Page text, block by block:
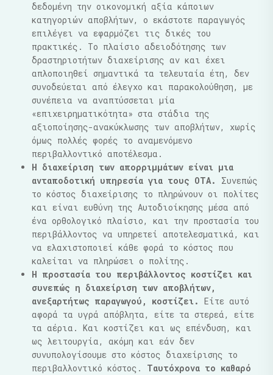
δεδομένη την οικονομική αξία κάποιων
κατηγοριών αποβλήτων, ο εκάστοτε παραγωγός
επιλέγει να εφαρμόζει τις δικές του
πρακτικές. Το πλαίσιο αδειοδότησης των
δραστηριοτήτων διαχείρισης αν και έχει
απλοποιηθεί σημαντικά τα τελευταία έτη, δεν
συνοδεύεται από έλεγχο και παρακολούθηση, με
συνέπεια να αναπτύσσεται μία
«επιχειρηματικότητα» στα στάδια της
αξιοποίησης-ανακύκλωσης των αποβλήτων, χωρίς
όμως πολλές φορές το αναμενόμενο
περιβαλλοντικό αποτέλεσμα.
Η διαχείριση των απορριμμάτων είναι μια
ανταποδοτική υπηρεσία για τους ΟΤΑ. Συνεπώς
το κόστος διαχείρισης το πληρώνουν οι πολίτες
και είναι ευθύνη της Αυτοδιοίκησης μέσα από
ένα ορθολογικό πλαίσιο, και την προστασία του
περιβάλλοντος να υπηρετεί αποτελεσματικά, και
να ελαχιστοποιεί κάθε φορά το κόστος που
καλείται να πληρώσει ο πολίτης.
Η προστασία του περιβάλλοντος κοστίζει και
συνεπώς η διαχείριση των αποβλήτων,
ανεξαρτήτως παραγωγού, κοστίζει. Είτε αυτό
αφορά τα υγρά απόβλητα, είτε τα στερεά, είτε
τα αέρια. Και κοστίζει και ως επένδυση, και
ως λειτουργία, ακόμη και εάν δεν
συνυπολογίσουμε στο κόστος διαχείρισης το
περιβαλλοντικό κόστος. Ταυτόχρονα το καθαρό